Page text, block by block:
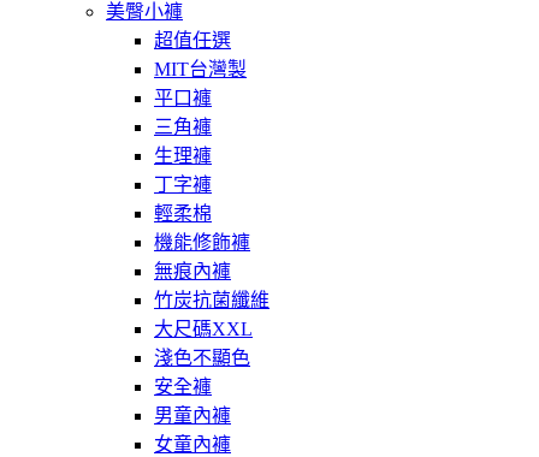
美臀小褲
超值任選
MIT台灣製
平口褲
三角褲
生理褲
丁字褲
輕柔棉
機能修飾褲
無痕內褲
竹炭抗菌纖維
大尺碼XXL
淺色不顯色
安全褲
男童內褲
女童內褲